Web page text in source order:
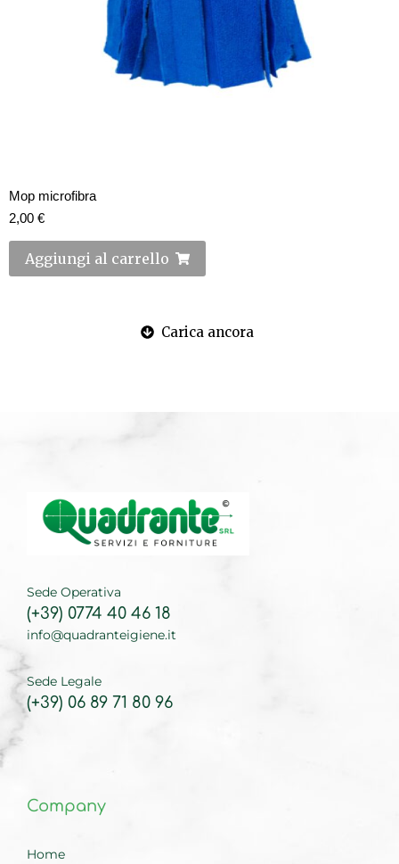
Mop microfibra
2,00 €
Aggiungi al carrello
Carica ancora
Sede Operativa
(+39) 0774 40 46 18
info@quadranteigiene.it
Sede Legale
(+39) 06 89 71 80 96
Company
Home